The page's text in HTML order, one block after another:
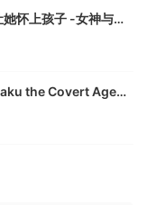
the Covert Agent